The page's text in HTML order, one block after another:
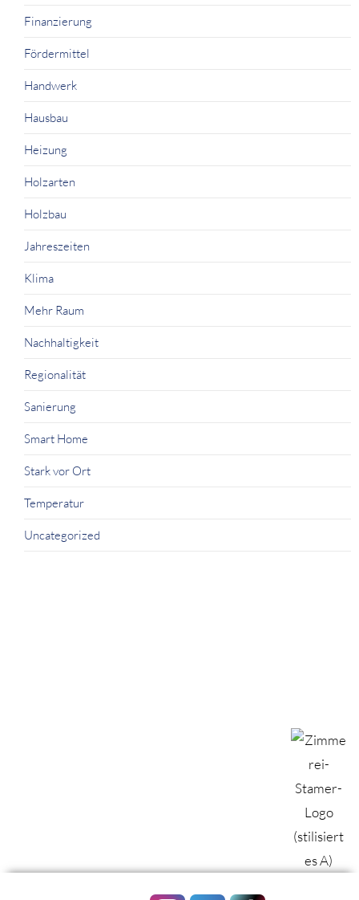
Finanzierung
Fördermittel
Handwerk
Hausbau
Heizung
Holzarten
Holzbau
Jahreszeiten
Klima
Mehr Raum
Nachhaltigkeit
Regionalität
Sanierung
Smart Home
Stark vor Ort
Temperatur
Uncategorized